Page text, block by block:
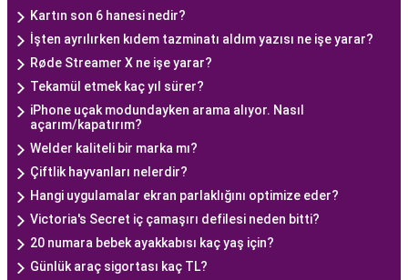
Kartın son 6 hanesi nedir?
İşten ayrılırken kıdem tazminatı aldım yazısı ne işe yarar?
Røde Streamer X ne işe yarar?
Tekamül etmek kaç yıl sürer?
iPhone uçak modundayken arama alıyor. Nasıl
açarım/kapatırım?
Welder kaliteli bir marka mı?
Çiftlik hayvanları nelerdir?
Hangi uygulamalar ekran parlaklığını optimize eder?
Victoria's Secret iç çamaşırı defilesi neden bitti?
20 numara bebek ayakkabısı kaç yaş için?
Günlük araç sigortası kaç TL?